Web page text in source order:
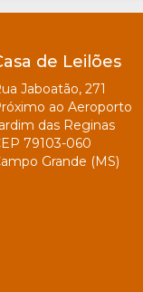
de Leilões
Jaboatão, 271
ao Aeroporto
das Reginas
79103-060
Grande (MS)